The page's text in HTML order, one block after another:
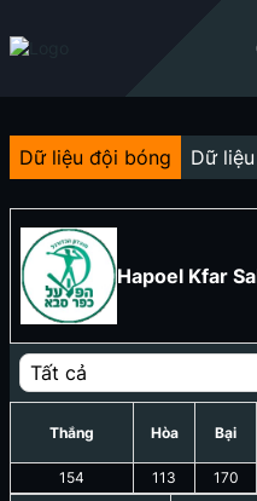
Dữ liệu đội bóng Dữ
Hapoel Kfar
Tất cả
Thắng
154
Hòa
113
Bại
170